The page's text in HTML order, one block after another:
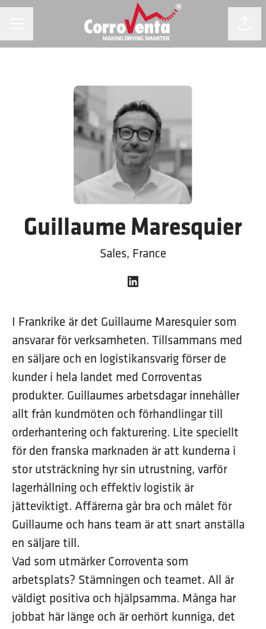
Guillaume Maresquier
Sales, France
I Frankrike är det Guillaume Maresquier som
ansvarar för verksamheten. Tillsammans med
en säljare och en logistikansvarig förser de
kunder i hela landet med Corroventas
produkter. Guillaumes arbetsdagar innehåller
allt från kundmöten och förhandlingar till
orderhantering och fakturering. Lite speciellt
för den franska marknaden är att kunderna i
stor utsträckning hyr sin utrustning, varför
lagerhållning och effektiv logistik är
jätteviktigt. Affärerna går bra och målet för
Guillaume och hans team är att snart anställa
en säljare till.
Vad som utmärker Corroventa som
arbetsplats? Stämningen och teamet. All är
väldigt positiva och hjälpsamma. Många har
jobbat här länge och är oerhört kunniga, det